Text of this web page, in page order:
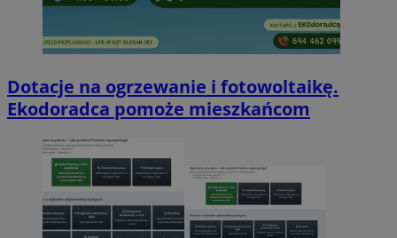
Dotacje na ogrzewanie i fotowoltaikę.
Ekodoradca pomoże mieszkańcom